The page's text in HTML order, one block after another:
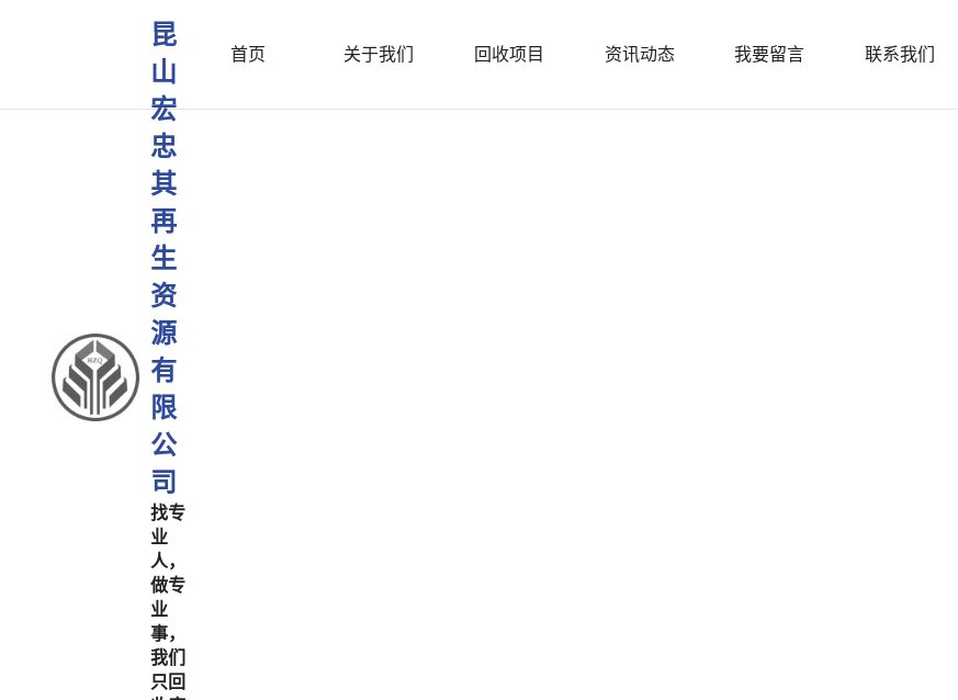
昆
山
宏
忠
其
再
生
资
源
有
限
公
司
找专
业
人，
做专
业
事，
我们
只回
首页 关于我们 回收项目 资讯动态 我要留言 联系我们